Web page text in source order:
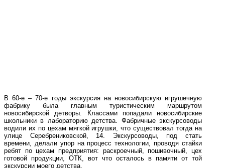
В 60-е – 70-е годы экскурсия на новосибирскую игрушечную
фабрику была главным туристическим маршрутом
новосибирской детворы. Классами попадали новосибирские
школьники в лабораторию детства. Фабричные экскурсоводы
водили их по цехам мягкой игрушки, что существовал тогда на
улице Серебрениковской, 14. Экскурсоводы, под стать
времени, делали упор на процесс технологии, проводя стайки
ребят по цехам предприятия: раскроечный, пошивочный, цех
готовой продукции, ОТК, вот что осталось в памяти от той
экскурсии моего детства.